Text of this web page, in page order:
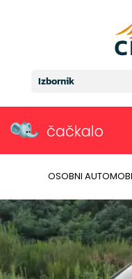
Izbornik